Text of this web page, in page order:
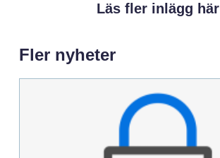
Läs fler inlägg här
Fler nyheter